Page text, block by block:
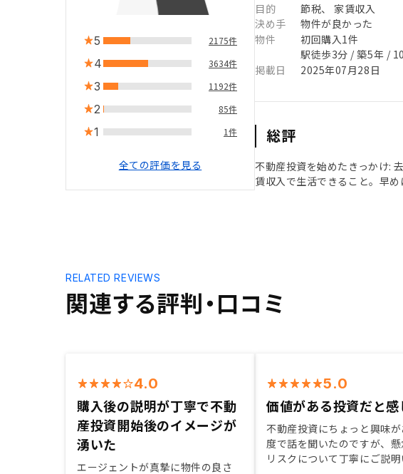
5 2175件
4 3634件
3 1192件
2 85件
1 1件
全ての評価を見る
目的
節税、 家賃収入
決め手
物件が良かった
物件
初回購入1件
駅徒歩3分 / 築5年 /
掲載日
2025年07月28日
総評
不動産投資を始めたきっかけ:
賃収入で生活できること。早
関連する評判・口コミ
RELATED REVIEWS
4.0
購入後の説明が丁寧で不動
産投資開始後のイメージが
湧いた
エージェントが真摯に物件の良さ
5.0
価値がある投資だと感
不動産投資にちょっと興味が
度で話を聞いたのですが、懸
リスクについて丁寧にご説